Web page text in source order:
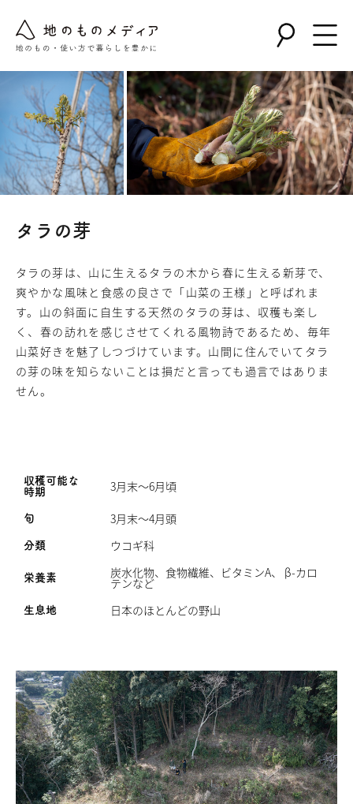
タラの芽
タラの芽は、山に生えるタラの木から春に生える新芽で、
爽やかな風味と食感の良さで「山菜の王様」と呼ばれま
す。山の斜面に自生する天然のタラの芽は、収穫も楽し
く、春の訪れを感じさせてくれる風物詩であるため、毎年
山菜好きを魅了しつづけています。山間に住んでいてタラ
の芽の味を知らないことは損だと言っても過言ではありま
せん。
収穫可能な
時期
3月末～6月頃
旬 3月末～4月頭
分類 ウコギ科
栄養素 炭水化物、食物繊維、ビタミンA、 β-カロ
テンなど
生息地 日本のほとんどの野山